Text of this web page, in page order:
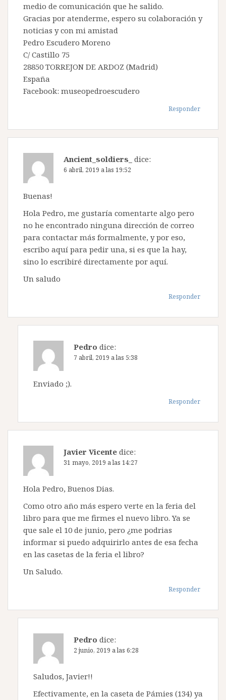
medio de comunicación que he salido.
Gracias por atenderme, espero su colaboración y
noticias y con mi amistad
Pedro Escudero Moreno
C/ Castillo 75
28850 TORREJON DE ARDOZ (Madrid)
España
Facebook: museopedroescudero
Responder
Ancient_soldiers_ dice:
6 abril, 2019 a las 19:52
Buenas!
Hola Pedro, me gustaría comentarte algo pero
no he encontrado ninguna dirección de correo
para contactar más formalmente, y por eso,
escribo aquí para pedir una, si es que la hay,
sino lo escribiré directamente por aquí.
Un saludo
Responder
Pedro dice:
7 abril, 2019 a las 5:38
Enviado ;).
Responder
Javier Vicente dice:
31 mayo, 2019 a las 14:27
Hola Pedro, Buenos Dias.
Como otro año más espero verte en la feria del
libro para que me firmes el nuevo libro. Ya se
que sale el 10 de junio, pero ¿me podrias
informar si puedo adquirirlo antes de esa fecha
en las casetas de la feria el libro?
Un Saludo.
Responder
Pedro dice:
2 junio, 2019 a las 6:28
Saludos, Javier!!
Efectivamente, en la caseta de Pámies (134) ya